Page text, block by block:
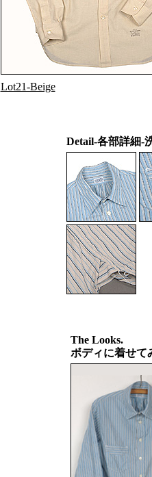
Lot21-Beige
Detail-各部詳細-
The Looks.
ボディに着せて